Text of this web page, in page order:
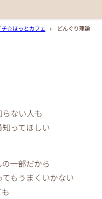
チ☆ほっとカフェ どんぐり理論
ない人も
ってほしい
一部だから
もうまくいかない